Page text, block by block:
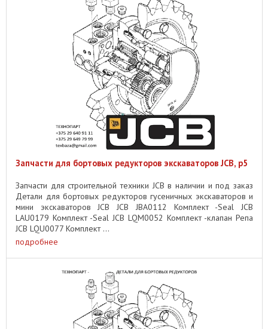
Запчасти для бортовых редукторов экскаваторов JCB, p5
Запчасти для строительной техники JCB в наличии и под заказ
Детали для бортовых редукторов гусеничных экскаваторов и
мини экскаваторов JCB JCB JBA0112 Комплект -Seal JCB
LAU0179 Комплект -Seal JCB LQM0052 Комплект -клапан Репа
JCB LQU0077 Комплект ...
подробнее